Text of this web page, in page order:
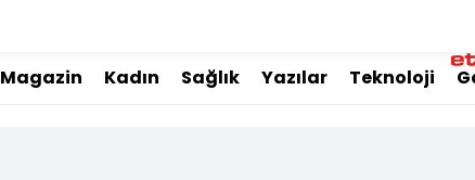
Magazin Kadın Sağlık Yazılar Teknoloji